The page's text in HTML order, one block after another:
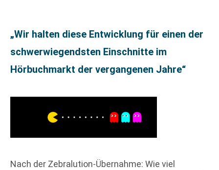
„Wir halten diese Entwicklung für einen der
schwerwiegendsten Einschnitte im
Hörbuchmarkt der vergangenen Jahre“
Nach der Zebralution-Übernahme: Wie viel